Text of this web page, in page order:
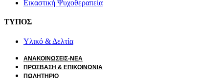
Εικαστική Ψυχοθεραπεία
ΤΥΠΟΣ
Υλικό & Δελτία
ΑΝΑΚΟΙΝΩΣΕΙΣ-ΝΕΑ
ΠΡΟΣΒΑΣΗ & ΕΠΙΚΟΙΝΩΝΙΑ
ΠΩΛΗΤΗΡΙΟ